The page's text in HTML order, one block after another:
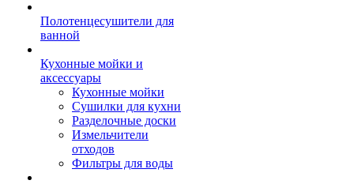
Полотенцесушители для
ванной
Кухонные мойки и
аксессуары
Кухонные мойки
Сушилки для кухни
Разделочные доски
Измельчители
отходов
Фильтры для воды